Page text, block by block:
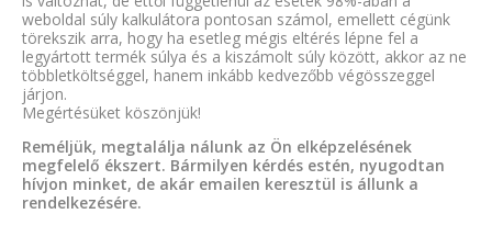
weboldal súly kalkulátora pontosan számol, emellett cégünk
törekszik arra, hogy ha esetleg mégis eltérés lépne fel a
legyártott termék súlya és a kiszámolt súly között, akkor az ne
többletköltséggel, hanem inkább kedvezőbb végösszeggel
járjon.
Megértésüket köszönjük!
Reméljük, megtalálja nálunk az Ön elképzelésének
megfelelő ékszert. Bármilyen kérdés estén, nyugodtan
hívjon minket, de akár emailen keresztül is állunk a
rendelkezésére.